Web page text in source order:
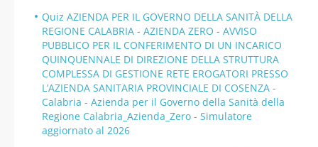
Quiz AZIENDA PER IL GOVERNO DELLA SANITÀ DELLA
REGIONE CALABRIA - AZIENDA ZERO - AVVISO
PUBBLICO PER IL CONFERIMENTO DI UN INCARICO
QUINQUENNALE DI DIREZIONE DELLA STRUTTURA
COMPLESSA DI GESTIONE RETE EROGATORI PRESSO
L’AZIENDA SANITARIA PROVINCIALE DI COSENZA -
Calabria - Azienda per il Governo della Sanità della
Regione Calabria_Azienda_Zero - Simulatore
aggiornato al 2026